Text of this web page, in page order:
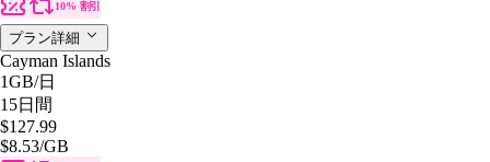
10% 割引
プラン詳細
Cayman Islands
1GB/日
15日間
$127.99
$8.53/GB